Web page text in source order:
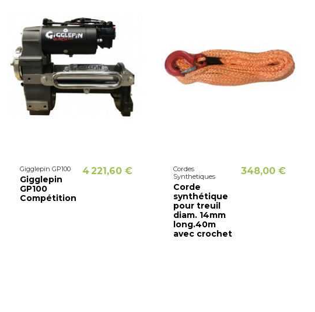
Gigglepin GP100
Gigglepin
GP100
Compétition
4 221,60 €
Cordes
Synthetiques
Corde
synthétique
pour treuil
diam. 14mm
long.40m
avec crochet
348,00 €